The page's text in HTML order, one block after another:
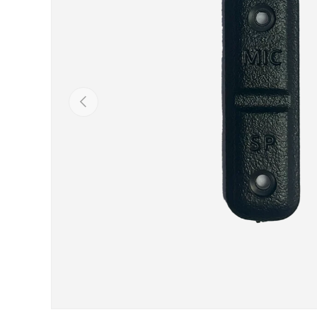
Anterior